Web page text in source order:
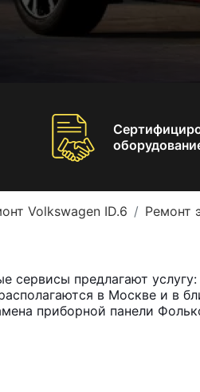
Volkswagen ID.6 Ремонт
сервисы предлагают
в Москве и в
приборной панели